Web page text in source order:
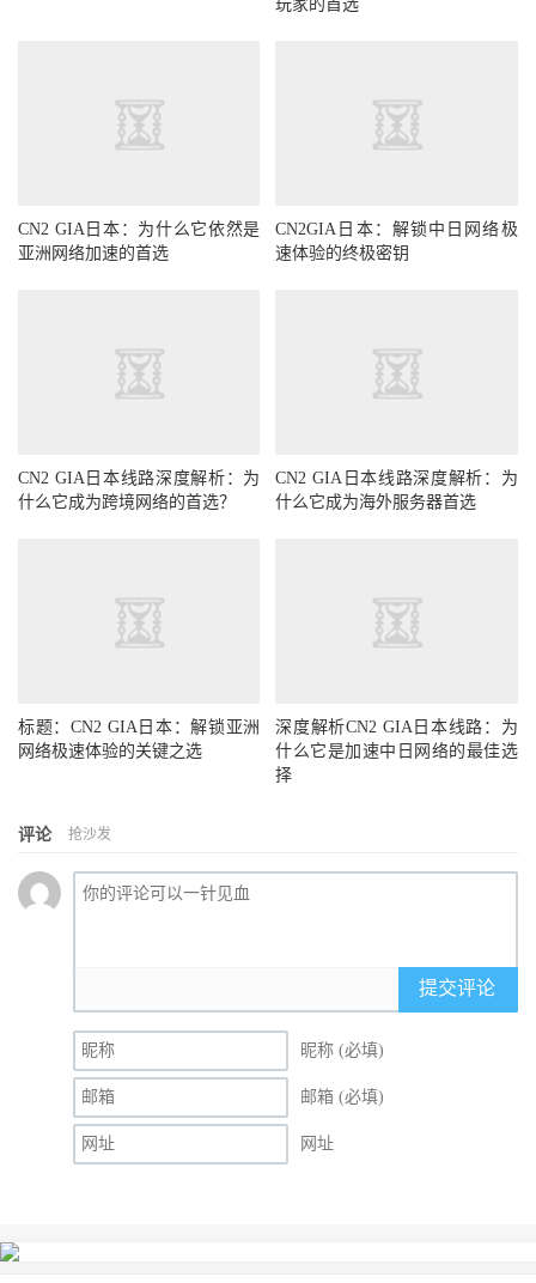
玩家的首选
CN2 GIA日本：为什么它依然是
亚洲网络加速的首选
CN2GIA日本：解锁中日网络极
速体验的终极密钥
CN2 GIA日本线路深度解析：为
什么它成为跨境网络的首选？
CN2 GIA日本线路深度解析：为
什么它成为海外服务器首选
标题：CN2 GIA日本：解锁亚洲
网络极速体验的关键之选
深度解析CN2 GIA日本线路：为
什么它是加速中日网络的最佳选
择
评论 抢沙发
提交评论
昵称 (必填)
邮箱 (必填)
网址